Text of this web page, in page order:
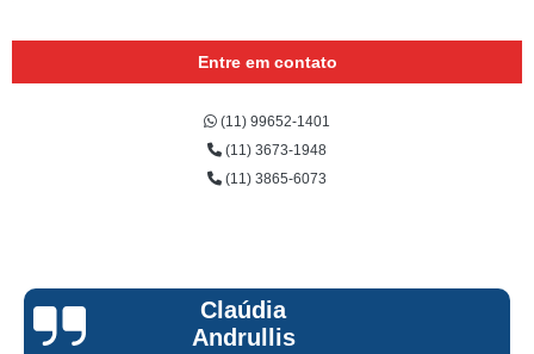
Entre em contato
(11) 99652-1401
(11) 3673-1948
(11) 3865-6073
Claúdia
Andrullis